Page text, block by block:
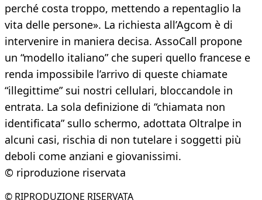
perché costa troppo, mettendo a repentaglio la
vita delle persone». La richiesta all’Agcom è di
intervenire in maniera decisa. AssoCall propone
un “modello italiano” che superi quello francese e
renda impossibile l’arrivo di queste chiamate
“illegittime” sui nostri cellulari, bloccandole in
entrata. La sola definizione di “chiamata non
identificata” sullo schermo, adottata Oltralpe in
alcuni casi, rischia di non tutelare i soggetti più
deboli come anziani e giovanissimi.
© riproduzione riservata
© RIPRODUZIONE RISERVATA